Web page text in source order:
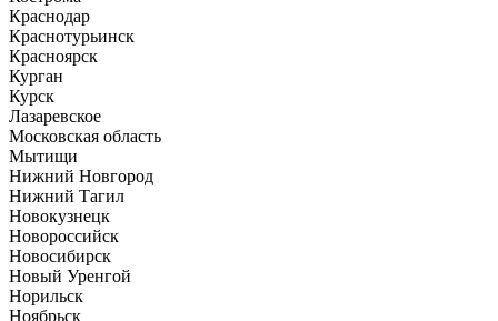
Краснодар
Краснотурьинск
Красноярск
Курган
Курск
Лазаревское
Московская область
Мытищи
Нижний Новгород
Нижний Тагил
Новокузнецк
Новороссийск
Новосибирск
Новый Уренгой
Норильск
Ноябрьск